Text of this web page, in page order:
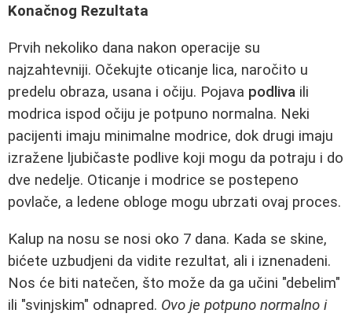
Konačnog Rezultata
Prvih nekoliko dana nakon operacije su
najzahtevniji. Očekujte oticanje lica, naročito u
predelu obraza, usana i očiju. Pojava podliva ili
modrica ispod očiju je potpuno normalna. Neki
pacijenti imaju minimalne modrice, dok drugi imaju
izražene ljubičaste podlivе koji mogu da potraju i do
dve nedelje. Oticanje i modrice se postepeno
povlače, a ledene obloge mogu ubrzati ovaj proces.
Kalup na nosu se nosi oko 7 dana. Kada se skine,
bićete uzbudjeni da vidite rezultat, ali i iznenadeni.
Nos će biti natečen, što može da ga učini "debelim"
ili "svinjskim" odnapred. Ovo je potpuno normalno i